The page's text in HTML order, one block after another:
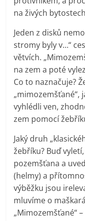
na živých
Jeden z disků
stromy byly v…“
větvích.
na zem a poté
Co to naznačuje?
„mimozemšťané“,
vyhlédli ven,
zem pomocí
Jaký druh
žebříku? Buď
pozemšťana a
(helmy) a
výběžku jsou
mluvíme o
„Mimozemšťané“